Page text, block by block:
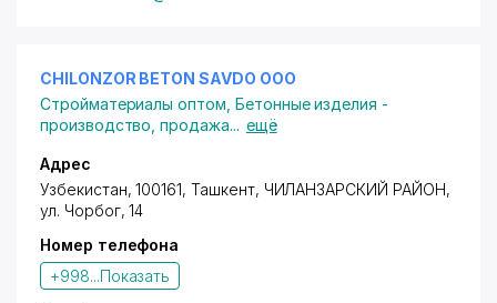
CHILONZOR BETON SAVDO ООО
Стройматериалы оптом Бетонные изделия -
производство, продажа... ещё
Адрес
Узбекистан, 100161, Ташкент, ЧИЛАНЗАРСКИЙ РАЙОН,
ул. Чорбог, 14
Номер телефона
+998...Показать